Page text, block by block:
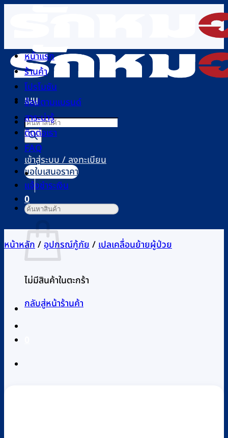
เนื้อหา
เมนู
Products
search
เข้าสู่ระบบ / ลงทะเบียน
0
ตะกร้าสินค้า
ไม่มีสินค้าในตะกร้า
กลับสู่หน้าร้านค้า
หน้าแรก
ร้านค้า
โปรโมชัน
ช้อปตามแบรนด์
สาระน่ารู้
ติดต่อเรา
FAQ
ขอใบเสนอราคา
แจ้งชำระเงิน
ค้นหา:
หน้าหลัก/อุปกรณ์กู้ภัย/เปลเคลื่อนย้ายผู้ป่วย